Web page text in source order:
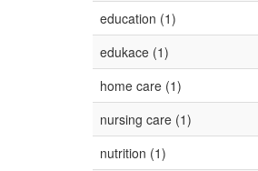
education (1)
edukace (1)
home care (1)
nursing care (1)
nutrition (1)